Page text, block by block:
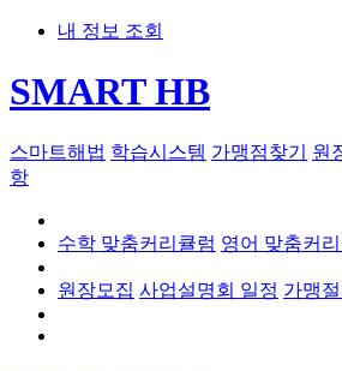
내 정보 조회
SMART HB
스마트해법 학습시스템 가맹점찾기 원
항
수학 맞춤커리큘럼 영어 맞춤커
원장모집 사업설명회 일정 가맹